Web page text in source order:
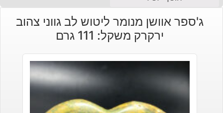
ג'ספר אוושן מנומר ליטוש לב גווני צהוב
ירקרק משקל: 111 גרם